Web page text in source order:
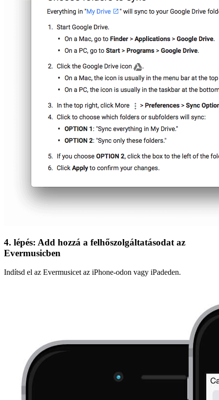
4. lépés: Add hozzá a felhőszolgáltatásodat az
Evermusicben
Indítsd el az Evermusicet az iPhone-odon vagy iPadeden.